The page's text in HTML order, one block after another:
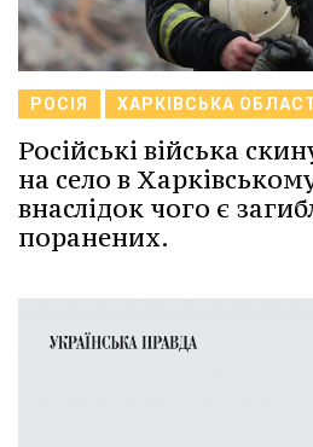
РОСІЯ ХАРКІВСЬКА
Російські війська
на село в
внаслідок чого є
поранених.